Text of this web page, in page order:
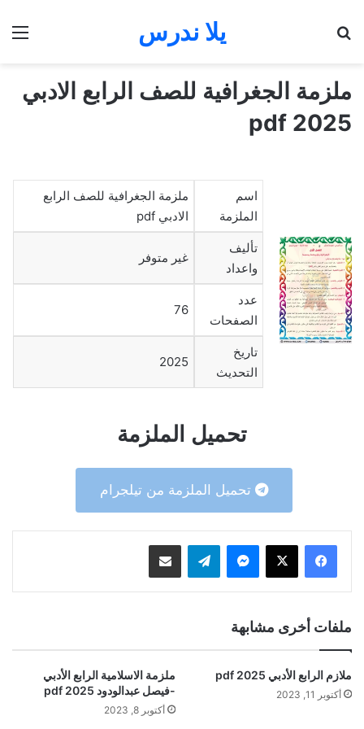
يلا ندرس
ملزمة الجغرافية للصف الرابع الادبي
2025 pdf
اسم
الملزمة
ملزمة الجغرافية للصف الرابع
الادبي pdf
تأليف
واعداد
غير متوفر
عدد
الصفحات
76
تاريخ
التحديث
2025
تحميل الملزمة
تحميل الملزمة من تيلجرام
ماسنجر تيلقرام مشاركة عبر البريد
ملفات أخرى مشابهة
ملازم الرابع الأدبي 2025 pdf
أكتوبر 11, 2023
ملزمة الاسلامية الرابع الأدبي
-فيصل عبدالودود 2025 pdf
أكتوبر 8, 2023